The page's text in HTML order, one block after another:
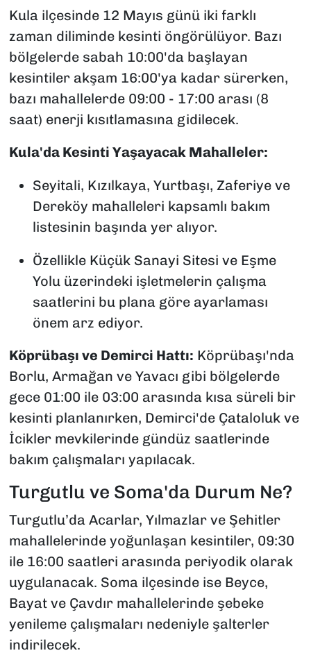
Kula ilçesinde 12 Mayıs günü iki farklı
zaman diliminde kesinti öngörülüyor. Bazı
bölgelerde sabah 10:00'da başlayan
kesintiler akşam 16:00'ya kadar sürerken,
bazı mahallelerde 09:00 - 17:00 arası (8
saat) enerji kısıtlamasına gidilecek.
Kula'da Kesinti Yaşayacak Mahalleler:
Seyitali, Kızılkaya, Yurtbaşı, Zaferiye ve
Dereköy mahalleleri kapsamlı bakım
listesinin başında yer alıyor.
Özellikle Küçük Sanayi Sitesi ve Eşme
Yolu üzerindeki işletmelerin çalışma
saatlerini bu plana göre ayarlaması
önem arz ediyor.
Köprübaşı ve Demirci Hattı: Köprübaşı'nda
Borlu, Armağan ve Yavacı gibi bölgelerde
gece 01:00 ile 03:00 arasında kısa süreli bir
kesinti planlanırken, Demirci'de Çataloluk ve
İcikler mevkilerinde gündüz saatlerinde
bakım çalışmaları yapılacak.
Turgutlu ve Soma'da Durum Ne?
Turgutlu’da Acarlar, Yılmazlar ve Şehitler
mahallelerinde yoğunlaşan kesintiler, 09:30
ile 16:00 saatleri arasında periyodik olarak
uygulanacak. Soma ilçesinde ise Beyce,
Bayat ve Çavdır mahallelerinde şebeke
yenileme çalışmaları nedeniyle şalterler
indirilecek.